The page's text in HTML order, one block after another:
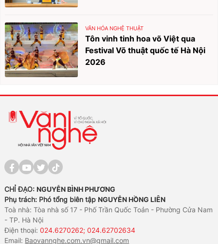
VĂN HÓA NGHỆ THUẬT
Tôn vinh tinh hoa võ Việt qua
Festival Võ thuật quốc tế Hà Nội
2026
CHỈ ĐẠO: NGUYỄN BÌNH PHƯƠNG
Phụ trách: Phó tổng biên tập NGUYỄN HỒNG LIÊN
Toà nhà: Tòa nhà số 17 - Phố Trần Quốc Toản - Phường Cửa Nam
- TP. Hà Nội
Điện thoại:024.6270262; 024.62702634
Email: Baovannghe.com.vn@gmail.com